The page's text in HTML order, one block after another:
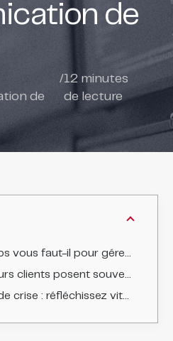
de
de
/12 minutes
de lecture
gérer ma communication de crise ?
la même question : « combien de temps vous faut-il ? »
vite et réagissez sans attendre